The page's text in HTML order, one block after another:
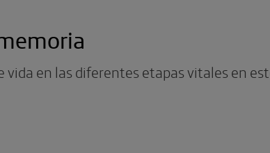
vida en las diferentes etapas vitales en